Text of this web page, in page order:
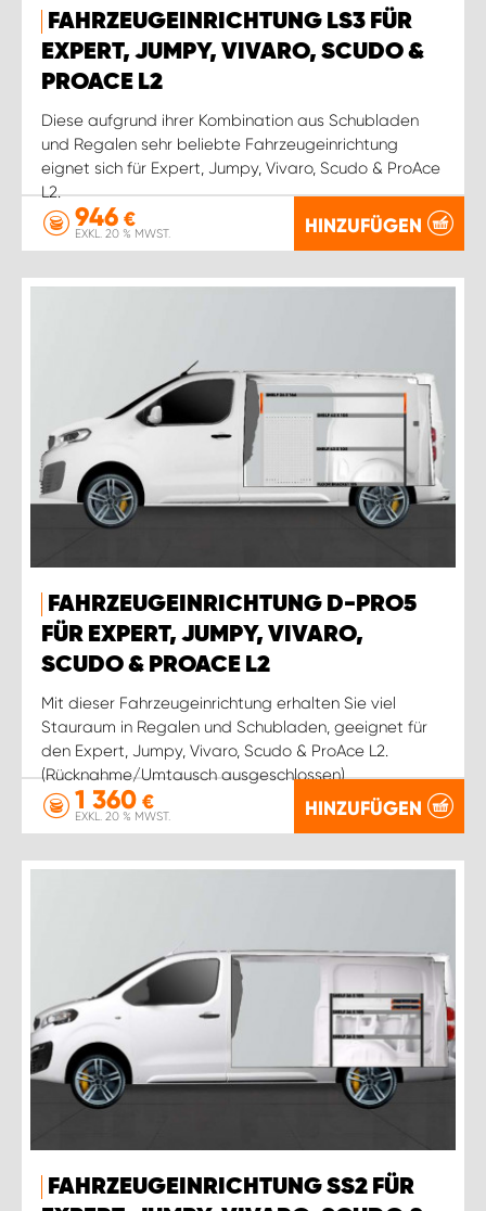
FAHRZEUGEINRICHTUNG LS3 FÜR
EXPERT, JUMPY, VIVARO, SCUDO &
PROACE L2
Diese aufgrund ihrer Kombination aus Schubladen
und Regalen sehr beliebte Fahrzeugeinrichtung
eignet sich für Expert, Jumpy, Vivaro, Scudo & ProAce
L2.
946 €
EXKL. 20 % MWST. HINZUFÜGEN
FAHRZEUGEINRICHTUNG D-PRO5
FÜR EXPERT, JUMPY, VIVARO,
SCUDO & PROACE L2
Mit dieser Fahrzeugeinrichtung erhalten Sie viel
Stauraum in Regalen und Schubladen, geeignet für
den Expert, Jumpy, Vivaro, Scudo & ProAce L2.
(Rücknahme/Umtausch ausgeschlossen)
1 360 €
EXKL. 20 % MWST. HINZUFÜGEN
FAHRZEUGEINRICHTUNG SS2 FÜR